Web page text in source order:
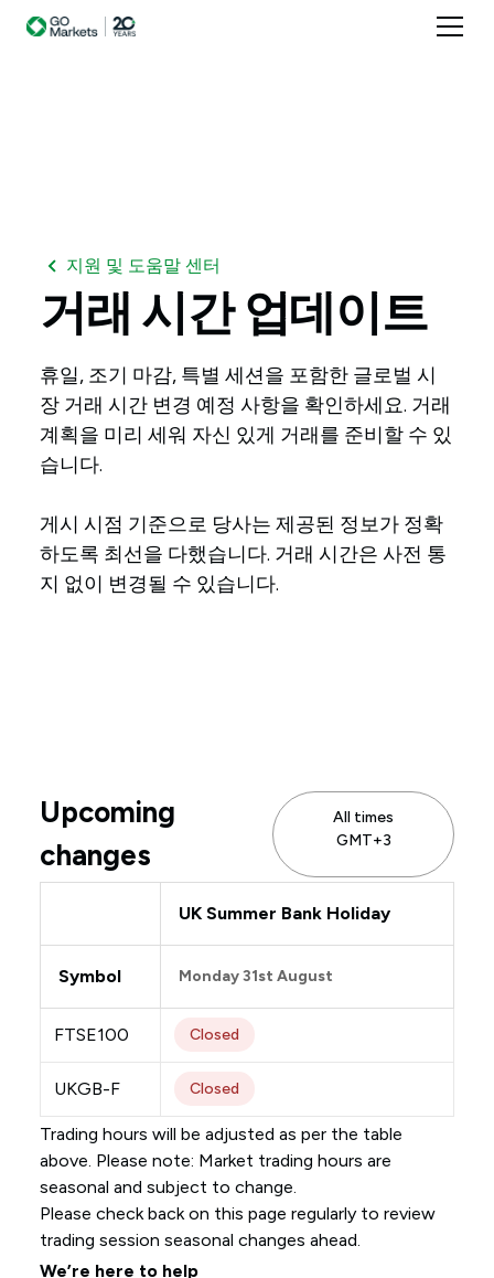
지원 및 도움말 센터
거래 시간 업데이트
휴일, 조기 마감, 특별 세션을 포함한 글로벌 시
장 거래 시간 변경 예정 사항을 확인하세요. 거래
계획을 미리 세워 자신 있게 거래를 준비할 수 있
습니다.
게시 시점 기준으로 당사는 제공된 정보가 정확
하도록 최선을 다했습니다. 거래 시간은 사전 통
지 없이 변경될 수 있습니다.
Upcoming
changes
All times
GMT+3
UK Summer Bank Holiday
Symbol Monday 31st August
FTSE100 Closed
UKGB-F Closed
Trading hours will be adjusted as per the table
above. Please note: Market trading hours are
seasonal and subject to change.
Please check back on this page regularly to review
trading session seasonal changes ahead.
We’re here to help